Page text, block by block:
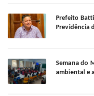
Prefeito
Previdência
Semana do
ambiental e